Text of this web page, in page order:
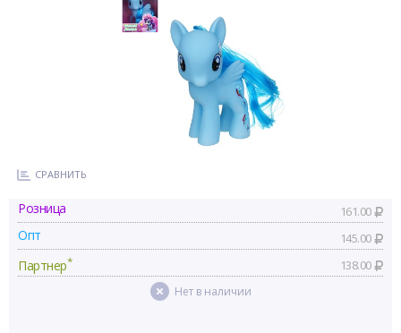
СРАВНИТЬ
Розница 161.00
Опт 145.00
Партнер* 138.00
Нет в наличии